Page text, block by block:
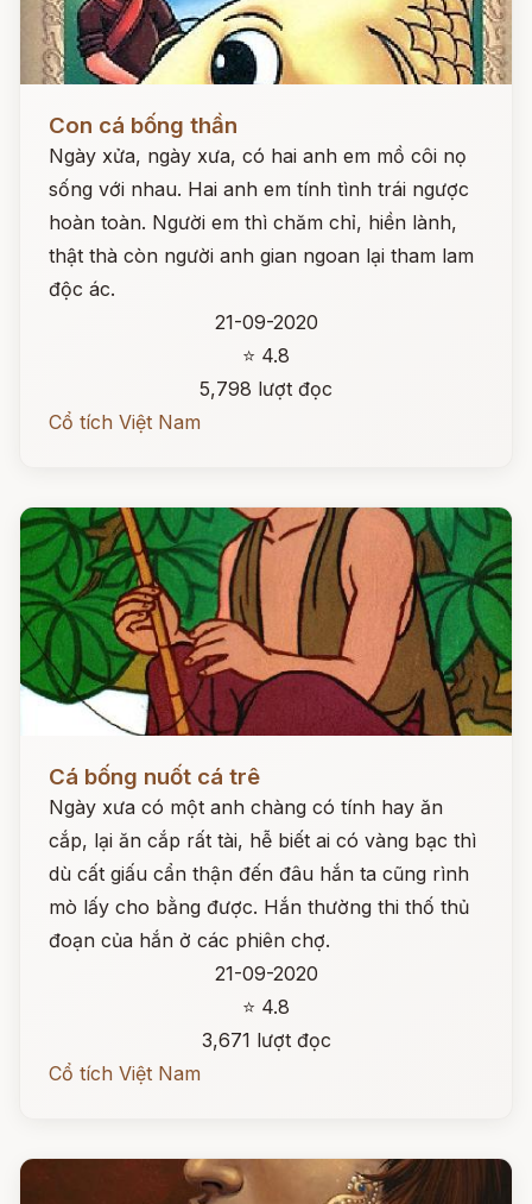
Con cá bống thần
Ngày xửa, ngày xưa, có hai anh em mồ côi nọ
sống với nhau. Hai anh em tính tình trái ngược
hoàn toàn. Người em thì chăm chỉ, hiền lành,
thật thà còn người anh gian ngoan lại tham lam
độc ác.
21-09-2020
⭐ 4.8
5,798 lượt đọc
Cổ tích Việt Nam
Đọc ngay
Cá bống nuốt cá trê
Ngày xưa có một anh chàng có tính hay ăn
cắp, lại ăn cắp rất tài, hễ biết ai có vàng bạc thì
dù cất giấu cẩn thận đến đâu hắn ta cũng rình
mò lấy cho bằng được. Hắn thường thi thố thủ
đoạn của hắn ở các phiên chợ.
21-09-2020
⭐ 4.8
3,671 lượt đọc
Cổ tích Việt Nam